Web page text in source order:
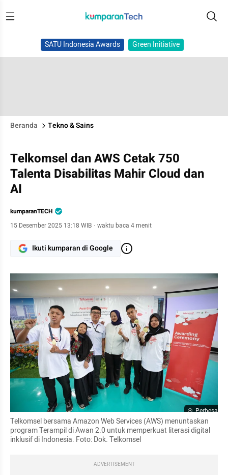
SATU Indonesia Awards Green Initiative
Beranda Tekno & Sains
Telkomsel dan AWS Cetak 750
Talenta Disabilitas Mahir Cloud dan
AI
kumparanTECH
15 Desember 2025 13:18 WIB · waktu baca 4 menit
Ikuti kumparan di Google
Perbesar
Telkomsel bersama Amazon Web Services (AWS) menuntaskan
program Terampil di Awan 2.0 untuk memperkuat literasi digital
inklusif di Indonesia. Foto: Dok. Telkomsel
ADVERTISEMENT